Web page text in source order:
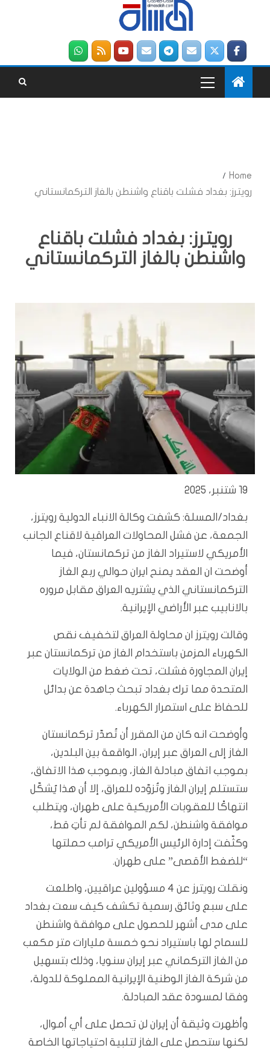
Home
رويترز: بغداد فشلت باقناع واشنطن بالغاز التركمانستاني
رويترز: بغداد فشلت باقناع
واشنطن بالغاز التركمانستاني
19 شتنبر، 2025
بغداد/المسلة: كشفت وكالة الانباء الدولية رويترز،
الجمعة، عن فشل المحاولات العراقية لاقناع الجانب
الأمريكي لاستيراد الغاز من تركمانستان، فيما
أوضحت ان العقد يمنح ايران حوالي ربع الغاز
التركمانستاني الذي يشتريه العراق مقابل مروره
بالانابيب عبر الأراضي الإيرانية.
وقالت رويترز ان محاولة العراق لتخفيف نقص
الكهرباء المزمن باستخدام الغاز من تركمانستان عبر
إيران المجاورة فشلت، تحت ضغط من الولايات
المتحدة مما ترك بغداد تبحث جاهدة عن بدائل
للحفاظ على استمرار الكهرباء.
وأوضحت انه كان من المقرر أن تُصدّر تركمانستان
الغاز إلى العراق عبر إيران، الواقعة بين البلدين،
بموجب اتفاق مبادلة الغاز، وبموجب هذا الاتفاق،
ستستلم إيران الغاز وتُزوّده للعراق، إلا أن هذا يُشكّل
انتهاكًا للعقوبات الأمريكية على طهران، ويتطلب
موافقة واشنطن، لكم الموافقة لم تأتِ قط،
وكثّفت إدارة الرئيس الأمريكي ترامب حملتها
“للضغط الأقصى” على طهران.
ونقلت رويترز عن 4 مسؤولين عراقيين، واطلعت
على سبع وثائق رسمية تكشف كيف سعت بغداد
على مدى أشهر للحصول على موافقة واشنطن
للسماح لها باستيراد نحو خمسة مليارات متر مكعب
من الغاز التركماني عبر إيران سنويا، وذلك بتسهيل
من شركة الغاز الوطنية الإيرانية المملوكة للدولة،
وفقا لمسودة عقد المبادلة.
وأظهرت وثيقة أن إيران لن تحصل على أي أموال،
لكنها ستحصل على الغاز لتلبية احتياجاتها الخاصة